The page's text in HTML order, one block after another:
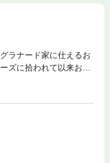
ラナード家に仕えるお
ズに拾われて以来お嬢
ある学校への推薦者を
、音楽学院への入学が
音楽の才能に秀でてい
入学が許可される。お
たのだが……。スノウ
部異なる場合があり